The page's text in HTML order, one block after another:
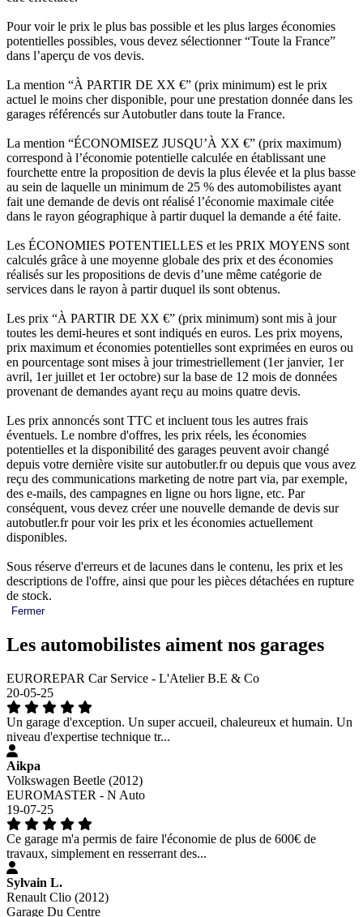
Pour voir le prix le plus bas possible et les plus larges économies
potentielles possibles, vous devez sélectionner “Toute la France”
dans l’aperçu de vos devis.
La mention “À PARTIR DE XX €” (prix minimum) est le prix
actuel le moins cher disponible, pour une prestation donnée dans les
garages référencés sur Autobutler dans toute la France.
La mention “ÉCONOMISEZ JUSQU’À XX €” (prix maximum)
correspond à l’économie potentielle calculée en établissant une
fourchette entre la proposition de devis la plus élevée et la plus basse
au sein de laquelle un minimum de 25 % des automobilistes ayant
fait une demande de devis ont réalisé l’économie maximale citée
dans le rayon géographique à partir duquel la demande a été faite.
Les ÉCONOMIES POTENTIELLES et les PRIX MOYENS sont
calculés grâce à une moyenne globale des prix et des économies
réalisés sur les propositions de devis d’une même catégorie de
services dans le rayon à partir duquel ils sont obtenus.
Les prix “À PARTIR DE XX €” (prix minimum) sont mis à jour
toutes les demi-heures et sont indiqués en euros. Les prix moyens,
prix maximum et économies potentielles sont exprimées en euros ou
en pourcentage sont mises à jour trimestriellement (1er janvier, 1er
avril, 1er juillet et 1er octobre) sur la base de 12 mois de données
provenant de demandes ayant reçu au moins quatre devis.
Les prix annoncés sont TTC et incluent tous les autres frais
éventuels. Le nombre d'offres, les prix réels, les économies
potentielles et la disponibilité des garages peuvent avoir changé
depuis votre dernière visite sur autobutler.fr ou depuis que vous avez
reçu des communications marketing de notre part via, par exemple,
des e-mails, des campagnes en ligne ou hors ligne, etc. Par
conséquent, vous devez créer une nouvelle demande de devis sur
autobutler.fr pour voir les prix et les économies actuellement
disponibles.
Sous réserve d'erreurs et de lacunes dans le contenu, les prix et les
descriptions de l'offre, ainsi que pour les pièces détachées en rupture
de stock.
Fermer
Les automobilistes aiment nos garages
EUROREPAR Car Service - L'Atelier B.E & Co
20-05-25
Un garage d'exception. Un super accueil, chaleureux et humain. Un
niveau d'expertise technique tr...
Aikpa
Volkswagen Beetle (2012)
EUROMASTER - N Auto
19-07-25
Ce garage m'a permis de faire l'économie de plus de 600€ de
travaux, simplement en resserrant des...
Sylvain L.
Renault Clio (2012)
Garage Du Centre